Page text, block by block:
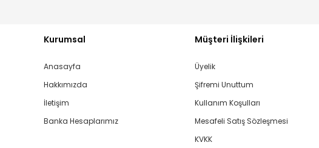
Kurumsal
Anasayfa
Hakkımızda
İletişim
Banka Hesaplarımız
Müşteri İlişkileri
Üyelik
Şifremi Unuttum
Kullanım Koşulları
Mesafeli Satış Sözleşmesi
KVKK